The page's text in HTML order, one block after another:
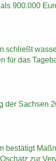
900.000
schließt
für das
der Sach­sen
be­stä­tigt
zur